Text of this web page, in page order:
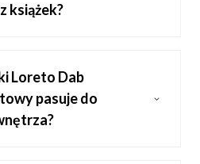
książek?
Loreto Dab
pasuje do